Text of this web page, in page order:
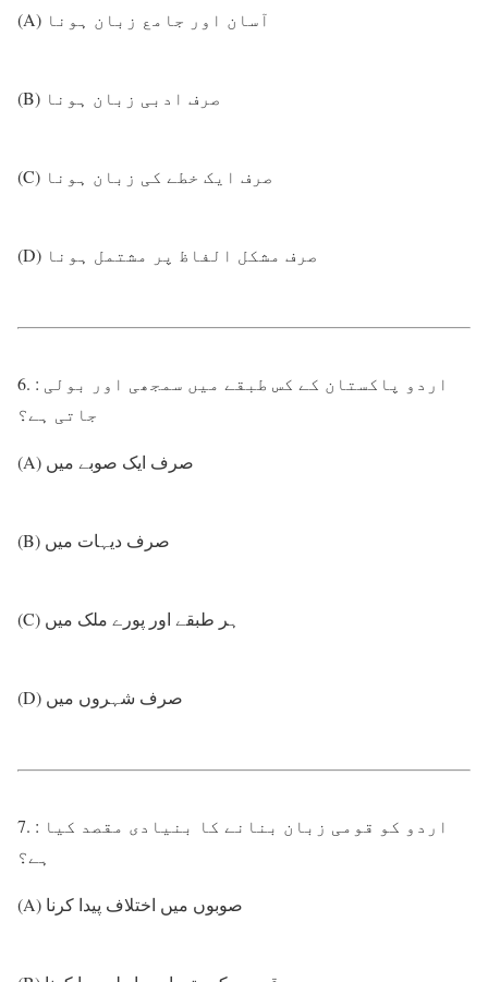
(A) آسان اور جامع زبان ہونا
(B) صرف ادبی زبان ہونا
(C) صرف ایک خطے کی زبان ہونا
(D) صرف مشکل الفاظ پر مشتمل ہونا
6. : اردو پاکستان کے کس طبقے میں سمجھی اور بولی
جاتی ہے؟
(A) صرف ایک صوبے میں
(B) صرف دیہات میں
(C) ہر طبقے اور پورے ملک میں
(D) صرف شہروں میں
7. : اردو کو قومی زبان بنانے کا بنیادی مقصد کیا
ہے؟
(A) صوبوں میں اختلاف پیدا کرنا